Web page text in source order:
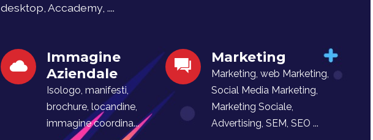
desktop, Accademy, ....
Immagine
Aziendale
Isologo, manifesti,
brochure, locandine,
immagine coordina...
Marketing
Marketing, web Marketing,
Social Media Marketing,
Marketing Sociale,
Advertising, SEM, SEO ...